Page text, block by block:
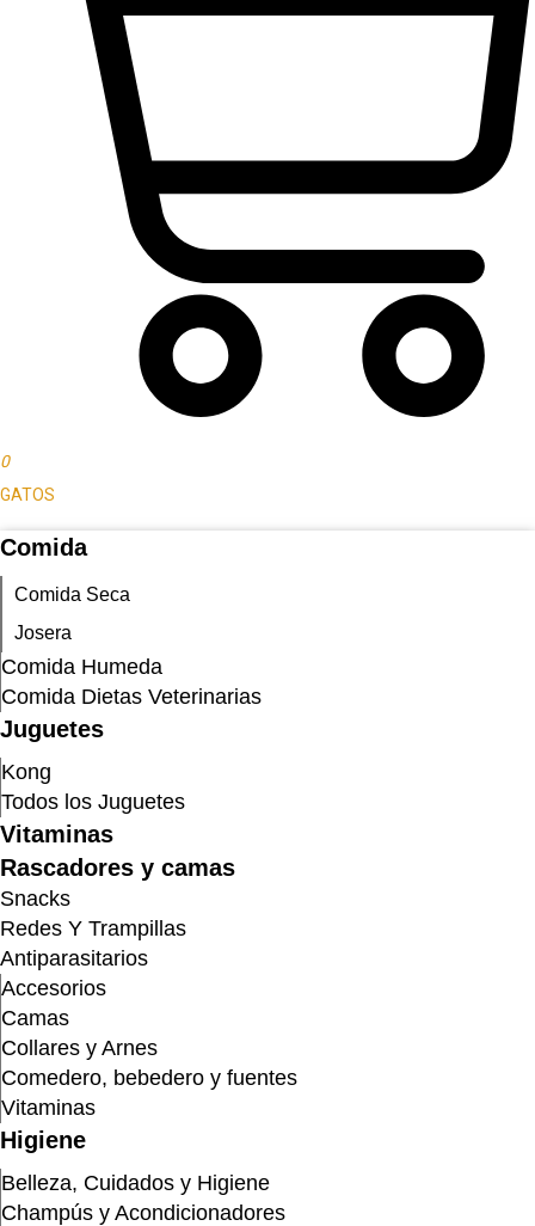
0
GATOS
Comida
Comida Seca
Josera
Comida Humeda
Comida Dietas Veterinarias
Juguetes
Kong
Todos los Juguetes
Vitaminas
Rascadores y camas
Snacks
Redes Y Trampillas
Antiparasitarios
Accesorios
Camas
Collares y Arnes
Comedero, bebedero y fuentes
Vitaminas
Higiene
Belleza, Cuidados y Higiene
Champús y Acondicionadores